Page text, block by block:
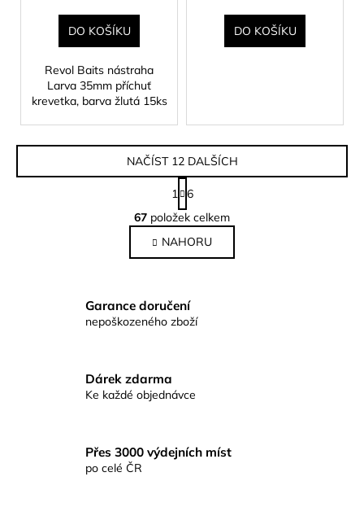
DO KOŠÍKU
Revol Baits nástraha
Larva 35mm příchuť
krevetka, barva žlutá 15ks
DO KOŠÍKU
O
v
l
á
a
c
v
v
ý
NAČÍST 12 DALŠÍCH
S
t
r
á
n
k
á
n
1
6
67 položek celkem
NAHORU
Garance doručení
nepoškozeného zboží
Dárek zdarma
Ke každé objednávce
Přes 3000 výdejních míst
po celé ČR